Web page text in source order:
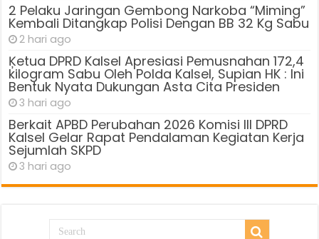
2 Pelaku Jaringan Gembong Narkoba “Miming”
Kembali Ditangkap Polisi Dengan BB 32 Kg Sabu
2 hari ago
Ķetua DPRD Kalsel Apresiasi Pemusnahan 172,4
kilogram Sabu Oleh Polda Kalsel, Supian HK : Ini
Bentuk Nyata Dukungan Asta Cita Presiden
3 hari ago
Berkait APBD Perubahan 2026 Komisi III DPRD
Kalsel Gelar Rapat Pendalaman Kegiatan Kerja
Sejumlah SKPD
3 hari ago